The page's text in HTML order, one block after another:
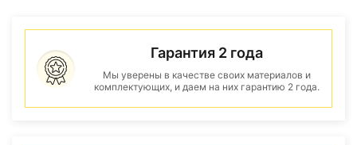
Гарантия 2 года
Мы уверены в качестве своих материалов и
комплектующих, и даем на них гарантию 2 года.